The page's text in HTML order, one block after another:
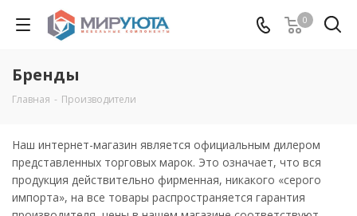
0
Бренды
Главная - Производители
Наш интернет-магазин является официальным дилером
представленных торговых марок. Это означает, что вся
продукция действительно фирменная, никакого «серого
импорта», на все товары распространяется гарантия